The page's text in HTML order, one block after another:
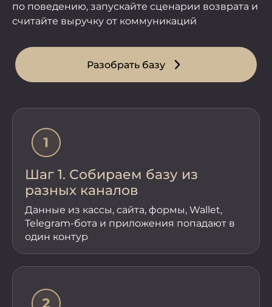
по поведению, запускайте сценарии возврата и
считайте выручку от коммуникаций
Разобрать базу
Шаг 1. Собираем базу из
разных каналов
Данные из кассы, сайта, формы, Wallet,
Telegram-бота и приложения попадают в
один контур